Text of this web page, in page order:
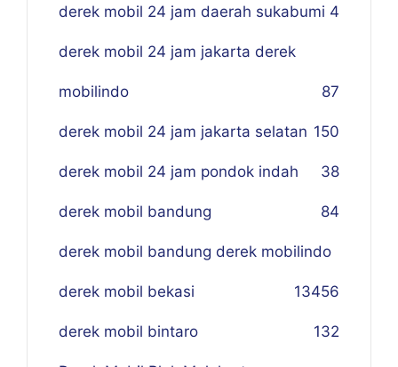
derek mobil 24 jam daerah sukabumi 4
derek mobil 24 jam jakarta derek
mobilindo 87
derek mobil 24 jam jakarta selatan 150
derek mobil 24 jam pondok indah 38
derek mobil bandung 84
derek mobil bandung derek mobilindo
56
derek mobil bekasi 134
derek mobil bintaro 132